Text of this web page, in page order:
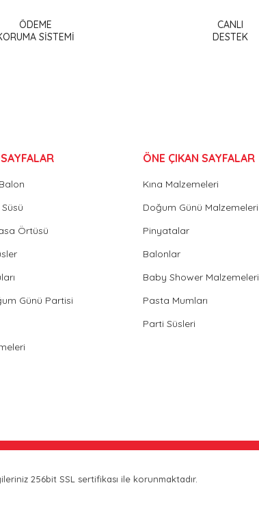
ÖDEME
SİSTEMİ
CANLI
DESTEK
Örtüsü
Günü Partisi
ÖNE ÇIKAN SAYFALAR
Kına Malzemeleri
Doğum Günü Malzemeleri
Pinyatalar
Balonlar
Baby Shower Malzemeleri
Pasta Mumları
Parti Süsleri
256bit SSL sertifikası ile korunmaktadır.